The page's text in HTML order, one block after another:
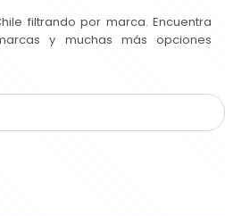
filtrando por marca. Encuentra
y muchas más opciones